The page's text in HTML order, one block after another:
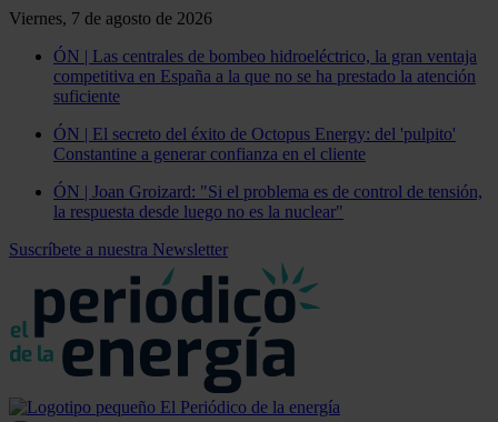
Viernes, 7 de agosto de 2026
ÓN | Las centrales de bombeo hidroeléctrico, la gran ventaja
competitiva en España a la que no se ha prestado la atención
suficiente
ÓN | El secreto del éxito de Octopus Energy: del 'pulpito'
Constantine a generar confianza en el cliente
ÓN | Joan Groizard: "Si el problema es de control de tensión,
la respuesta desde luego no es la nuclear"
Suscríbete a nuestra Newsletter